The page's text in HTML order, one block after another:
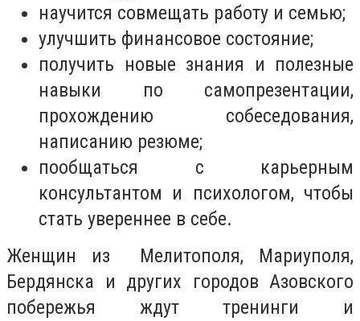
научится совмещать работу и семью;
улучшить финансовое состояние;
получить новые знания и полезные
навыки по самопрезентации,
прохождению собеседования,
написанию резюме;
пообщаться с карьерным
консультантом и психологом, чтобы
стать увереннее в себе.
Женщин из Мелитополя, Мариуполя,
Бердянска и других городов Азовского
побережья ждут тренинги и